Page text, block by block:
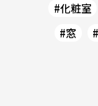
#化粧室
#窓